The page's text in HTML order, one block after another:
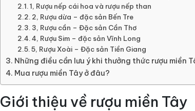
1, Rượu nếp cái hoa và rượu nếp than
2, Rượu dừa – đặc sản Bến Tre
3, Rượu cần – Đặc sản Cần Thơ
4, Rượu Sim – đặc sản Vĩnh Long
5, Rượu Xoài – Đặc sản Tiền Giang
Những điều cần lưu ý khi thưởng thức rượu miền
Mua rượu miền Tây ở đâu?
Giới thiệu về rượu miền Tây